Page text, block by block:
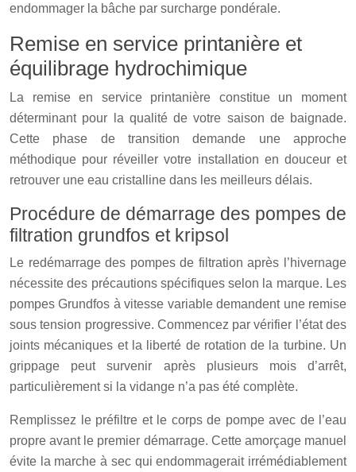
endommager la bâche par surcharge pondérale.
Remise en service printanière et
équilibrage hydrochimique
La remise en service printanière constitue un moment
déterminant pour la qualité de votre saison de baignade.
Cette phase de transition demande une approche
méthodique pour réveiller votre installation en douceur et
retrouver une eau cristalline dans les meilleurs délais.
Procédure de démarrage des pompes de
filtration grundfos et kripsol
Le redémarrage des pompes de filtration après l’hivernage
nécessite des précautions spécifiques selon la marque. Les
pompes Grundfos à vitesse variable demandent une remise
sous tension progressive. Commencez par vérifier l’état des
joints mécaniques et la liberté de rotation de la turbine. Un
grippage peut survenir après plusieurs mois d’arrêt,
particulièrement si la vidange n’a pas été complète.
Remplissez le préfiltre et le corps de pompe avec de l’eau
propre avant le premier démarrage. Cette amorçage manuel
évite la marche à sec qui endommagerait irrémédiablement